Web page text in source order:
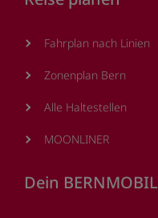
Fahrplan nach Linien
Zonenplan Bern
Alle Haltestellen
MOONLINER
Dein BERNMOBIL